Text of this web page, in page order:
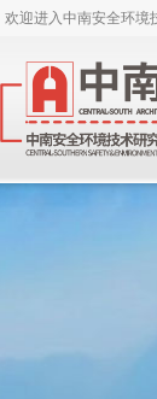
欢迎进入中南安全环境